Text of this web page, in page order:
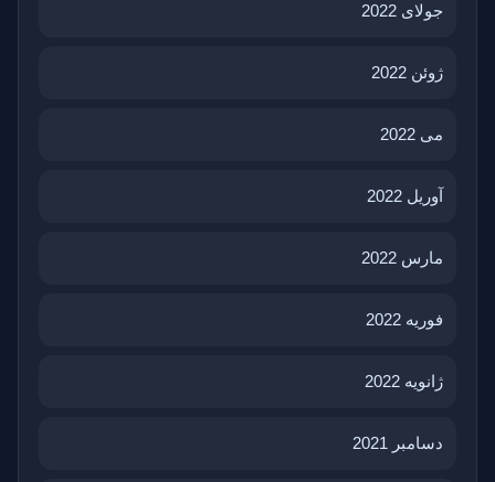
جولای 2022
ژوئن 2022
می 2022
آوریل 2022
مارس 2022
فوریه 2022
ژانویه 2022
دسامبر 2021